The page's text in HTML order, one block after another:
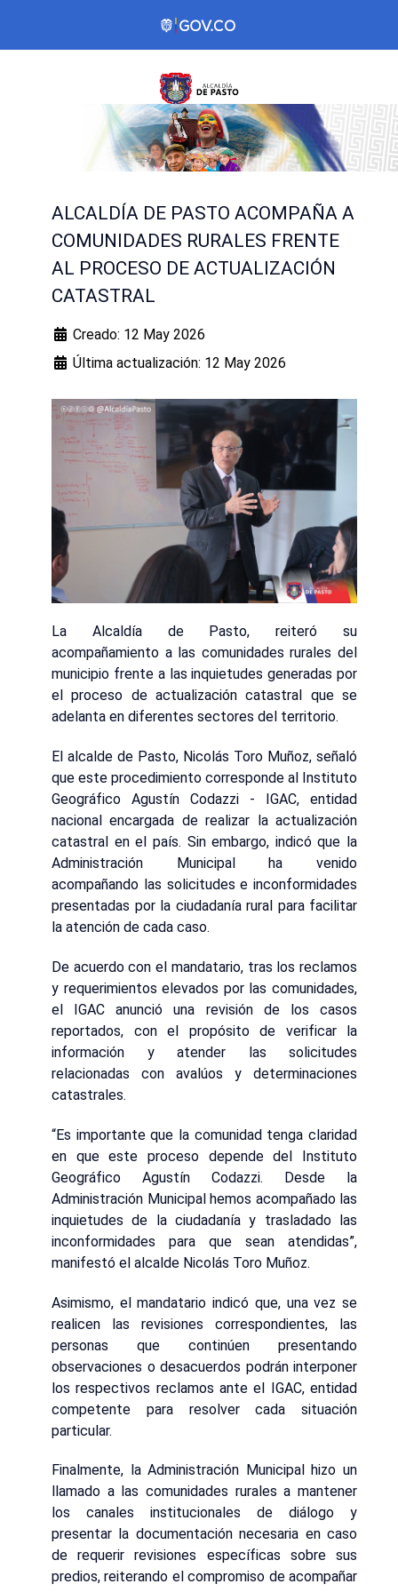
ALCALDÍA DE PASTO ACOMPAÑA A
COMUNIDADES RURALES FRENTE
AL PROCESO DE ACTUALIZACIÓN
CATASTRAL
Creado: 12 May 2026
Última actualización: 12 May 2026
La Alcaldía de Pasto, reiteró su
acompañamiento a las comunidades rurales del
municipio frente a las inquietudes generadas por
el proceso de actualización catastral que se
adelanta en diferentes sectores del territorio.
El alcalde de Pasto, Nicolás Toro Muñoz, señaló
que este procedimiento corresponde al Instituto
Geográfico Agustín Codazzi - IGAC, entidad
nacional encargada de realizar la actualización
catastral en el país. Sin embargo, indicó que la
Administración Municipal ha venido
acompañando las solicitudes e inconformidades
presentadas por la ciudadanía rural para facilitar
la atención de cada caso.
De acuerdo con el mandatario, tras los reclamos
y requerimientos elevados por las comunidades,
el IGAC anunció una revisión de los casos
reportados, con el propósito de verificar la
información y atender las solicitudes
relacionadas con avalúos y determinaciones
catastrales.
“Es importante que la comunidad tenga claridad
en que este proceso depende del Instituto
Geográfico Agustín Codazzi. Desde la
Administración Municipal hemos acompañado las
inquietudes de la ciudadanía y trasladado las
inconformidades para que sean atendidas”,
manifestó el alcalde Nicolás Toro Muñoz.
Asimismo, el mandatario indicó que, una vez se
realicen las revisiones correspondientes, las
personas que continúen presentando
observaciones o desacuerdos podrán interponer
los respectivos reclamos ante el IGAC, entidad
competente para resolver cada situación
particular.
Finalmente, la Administración Municipal hizo un
llamado a las comunidades rurales a mantener
los canales institucionales de diálogo y
presentar la documentación necesaria en caso
de requerir revisiones específicas sobre sus
predios, reiterando el compromiso de acompañar